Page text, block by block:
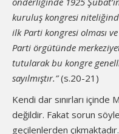
kuruluş kongresi
ilk Parti kongresi olması
Parti örgütünde
tutularak bu kongre
sayılmıştır.”(s.20-21)
Kendi dar sınırları içinde
değildir. Fakat sorun
geçilenlerden